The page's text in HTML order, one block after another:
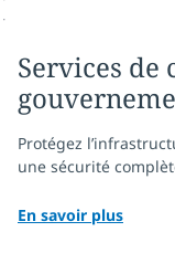
Services de
Protégez
une sécurité
En savoir plus